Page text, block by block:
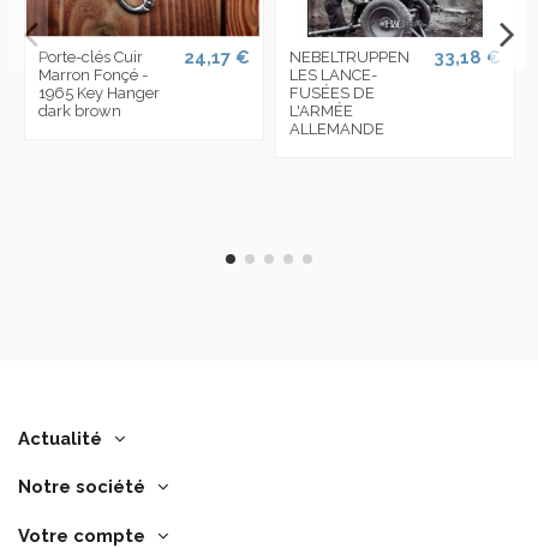
Porte-clés Cuir
Marron Fonçé -
1965 Key Hanger
dark brown
24,17 €
NEBELTRUPPEN
LES LANCE-
FUSÉES DE
L'ARMÉE
ALLEMANDE
33,18 €
Actualité
Notre société
Votre compte